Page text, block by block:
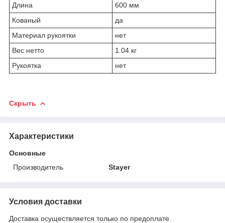
Длина
600 мм
Кованый
да
Материал рукоятки
нет
Вес нетто
1.04 кг
Рукоятка
нет
Скрыть
Характеристики
Основные
Производитель
Stayer
Условия доставки
Доставка осуществляется только по предоплате.